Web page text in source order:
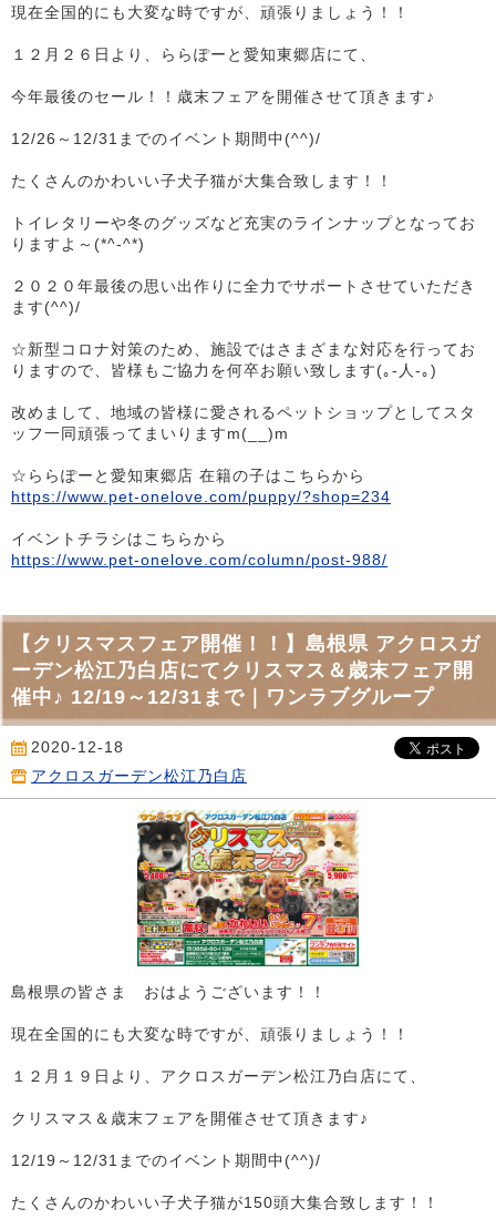
現在全国的にも大変な時ですが、頑張りましょう！！
１２月２６日より、ららぽーと愛知東郷店にて、
今年最後のセール！！歳末フェアを開催させて頂きます♪
12/26～12/31までのイベント期間中(^^)/
たくさんのかわいい子犬子猫が大集合致します！！
トイレタリーや冬のグッズなど充実のラインナップとなってお
りますよ～(*^-^*)
２０２０年最後の思い出作りに全力でサポートさせていただき
ます(^^)/
☆新型コロナ対策のため、施設ではさまざまな対応を行ってお
りますので、皆様もご協力を何卒お願い致します(｡-人-｡)
改めまして、地域の皆様に愛されるペットショップとしてスタ
ッフ一同頑張ってまいりますm(__)m
☆ららぽーと愛知東郷店 在籍の子はこちらから
https://www.pet-onelove.com/puppy/?shop=234
イベントチラシはこちらから
https://www.pet-onelove.com/column/post-988/
【クリスマスフェア開催！！】島根県 アクロスガ
ーデン松江乃白店にてクリスマス＆歳末フェア開
催中♪ 12/19～12/31まで｜ワンラブグループ
2020-12-18
アクロスガーデン松江乃白店
島根県の皆さま おはようございます！！
現在全国的にも大変な時ですが、頑張りましょう！！
１２月１９日より、アクロスガーデン松江乃白店にて、
クリスマス＆歳末フェアを開催させて頂きます♪
12/19～12/31までのイベント期間中(^^)/
たくさんのかわいい子犬子猫が150頭大集合致します！！